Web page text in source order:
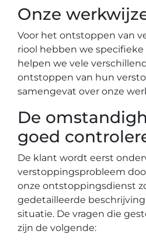
Onze
Voor het ontstoppen van
riool hebben we
helpen we vele
ontstoppen van hun
samengevat over onze
De
goed
De klant wordt eerst
verstoppingsprobleem
onze ontstoppingsdienst
gedetailleerde
situatie. De vragen die
zijn de volgende: